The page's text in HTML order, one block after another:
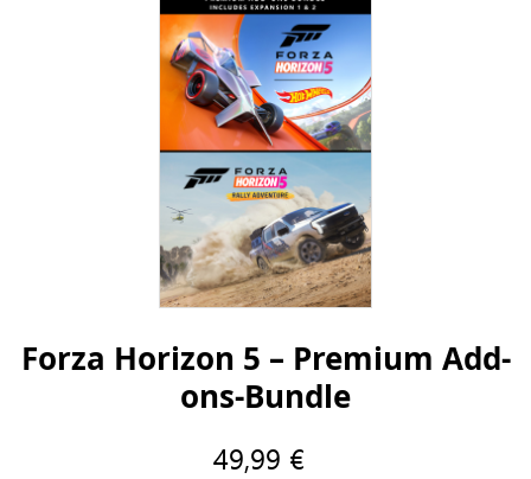
Forza Horizon 5 – Premium Add-
ons-Bundle
49,99 €